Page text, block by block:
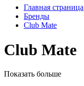
Главная страница
Бренды
Club Mate
Club Mate
Показать больше